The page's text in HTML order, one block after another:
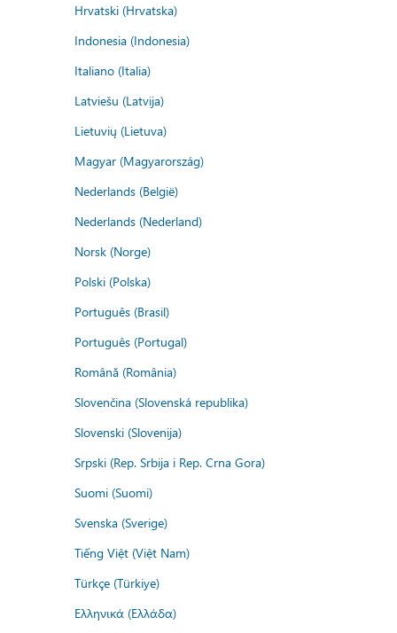
Hrvatski (Hrvatska)
Indonesia (Indonesia)
Italiano (Italia)
Latviešu (Latvija)
Lietuvių (Lietuva)
Magyar (Magyarország)
Nederlands (België)
Nederlands (Nederland)
Norsk (Norge)
Polski (Polska)
Português (Brasil)
Português (Portugal)
Română (România)
Slovenčina (Slovenská republika)
Slovenski (Slovenija)
Srpski (Rep. Srbija i Rep. Crna Gora)
Suomi (Suomi)
Svenska (Sverige)
Tiếng Việt (Việt Nam)
Türkçe (Türkiye)
Ελληνικά (Ελλάδα)